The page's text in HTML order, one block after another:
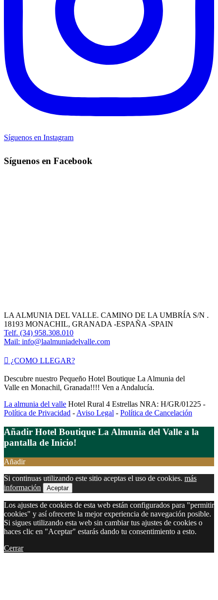
Síguenos en Instagram
Síguenos en Facebook
LA ALMUNIA DEL VALLE. CAMINO DE LA UMBRÍA S/N .
18193 MONACHIL, GRANADA -ESPAÑA -SPAIN
Telf. (34) 958.308.010
Mail: info@laalmuniadelvalle.com
¿COMO LLEGAR?
Descubre nuestro Pequeño Hotel Boutique La Almunia del
Valle en Monachil, Granada!!!! Ven a Andalucía.
La almunia del valle Hotel Rural 4 Estrellas NRA: H/GR/01225 -
Política de Privacidad - Aviso Legal - Política de Cancelación
Añadir Hotel Boutique La Almunia del Valle a la
pantalla de Inicio!
Añadir
Si continuas utilizando este sitio aceptas el uso de cookies. más
información
Aceptar
Los ajustes de cookies de esta web están configurados para "permitir
cookies" y así ofrecerte la mejor experiencia de navegación posible.
Si sigues utilizando esta web sin cambiar tus ajustes de cookies o
haces clic en "Aceptar" estarás dando tu consentimiento a esto.
Cerrar